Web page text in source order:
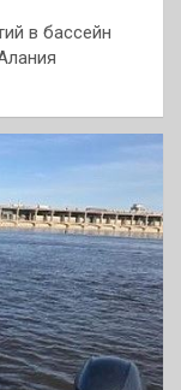
в бассейн